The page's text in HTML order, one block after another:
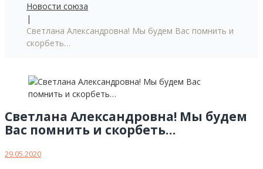
Новости союза
|
Светлана Александровна! Мы будем Вас помнить и
скорбеть…
Светлана Александровна! Мы будем
Вас помнить и скорбеть…
29.05.2020